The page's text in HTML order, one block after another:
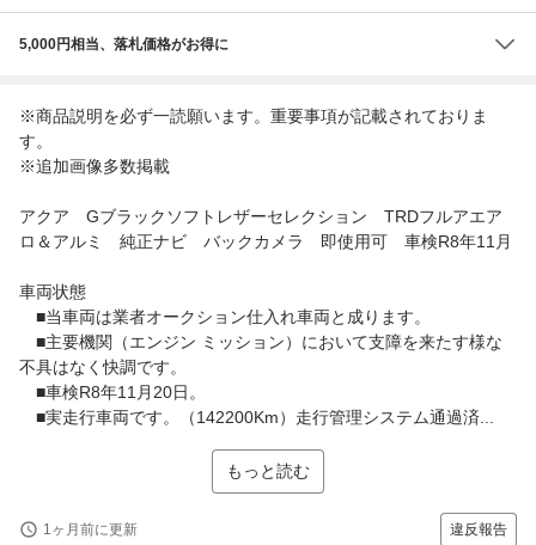
5,000円相当、落札価格がお得に
※商品説明を必ず一読願います。重要事項が記載されておりま
す。
※追加画像多数掲載
アクア Gブラックソフトレザーセレクション TRDフルアエア
ロ＆アルミ 純正ナビ バックカメラ 即使用可 車検R8年11月
車両状態
■当車両は業者オークション仕入れ車両と成ります。
■主要機関（エンジン ミッション）において支障を来たす様な
不具はなく快調です。
■車検R8年11月20日。
■実走行車両です。（142200Km）走行管理システム通過済...
もっと読む
1ヶ月前に更新 違反報告